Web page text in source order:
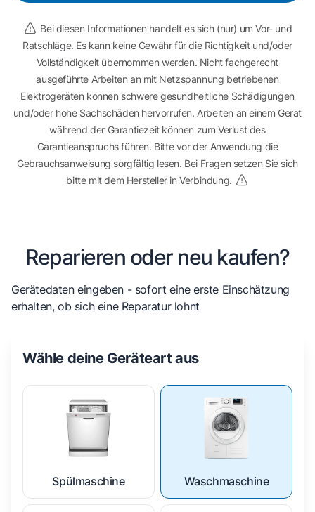
Bei diesen Informationen handelt es sich (nur) um Vor- und
Ratschläge. Es kann keine Gewähr für die Richtigkeit und/oder
Vollständigkeit übernommen werden. Nicht fachgerecht
ausgeführte Arbeiten an mit Netzspannung betriebenen
Elektrogeräten können schwere gesundheitliche Schädigungen
und/oder hohe Sachschäden hervorrufen. Arbeiten an einem Gerät
während der Garantiezeit können zum Verlust des
Garantieanspruchs führen. Bitte vor der Anwendung die
Gebrauchsanweisung sorgfältig lesen. Bei Fragen setzen Sie sich
bitte mit dem Hersteller in Verbindung.
Reparieren oder neu kaufen?
Gerätedaten eingeben - sofort eine erste Einschätzung
erhalten, ob sich eine Reparatur lohnt
Wähle deine Geräteart aus
Spülmaschine Waschmaschine